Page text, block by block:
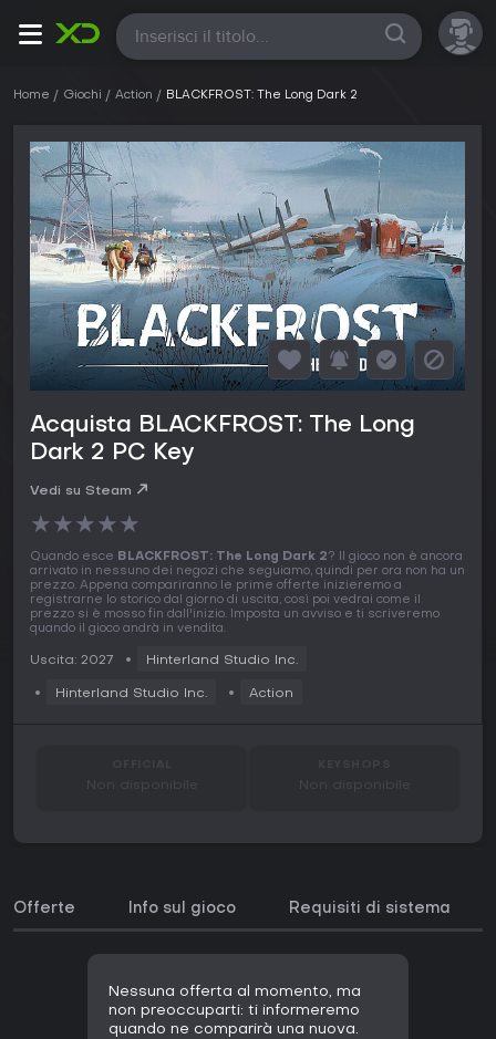
Tutte
Home Giochi Action BLACKFROST: The Long Dark 2
Acquista BLACKFROST: The Long
Dark 2 PC Key
Vedi su Steam
★★★★★
Quando esce BLACKFROST: The Long Dark 2? Il gioco non è ancora
arrivato in nessuno dei negozi che seguiamo, quindi per ora non ha un
prezzo. Appena compariranno le prime offerte inizieremo a
registrarne lo storico dal giorno di uscita, così poi vedrai come il
prezzo si è mosso fin dall'inizio. Imposta un avviso e ti scriveremo
quando il gioco andrà in vendita.
Uscita: 2027 Hinterland Studio Inc.
Hinterland Studio Inc. Action
Non disponibile Non disponibile
Offerte Info sul gioco Requisiti di sistema
Nessuna offerta al momento, ma
non preoccuparti: ti informeremo
quando ne comparirà una nuova.